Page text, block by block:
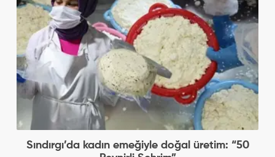
Sındırgı’da kadın emeğiyle doğal üretim: “50